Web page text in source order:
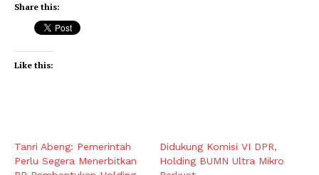
Share this:
Like this:
Tanri Abeng: Pemerintah
Perlu Segera Menerbitkan
Didukung Komisi VI DPR,
Holding BUMN Ultra Mikro